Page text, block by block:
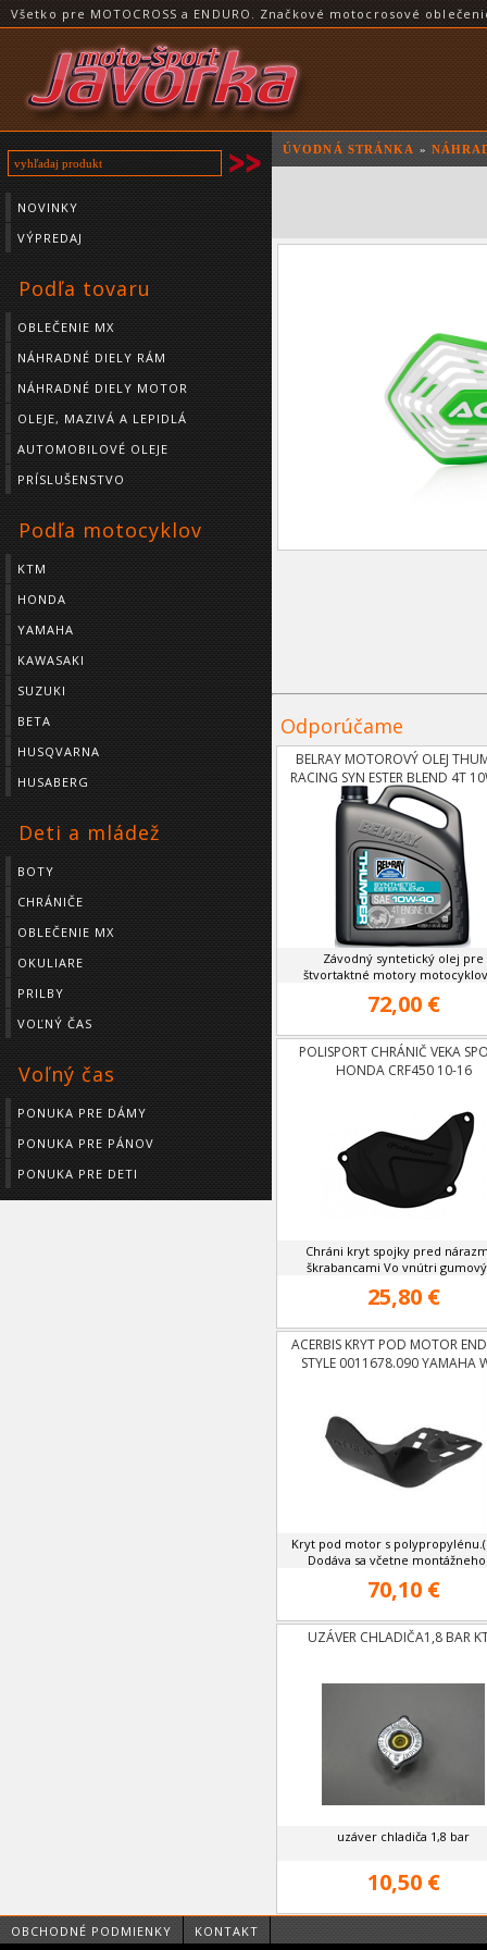
Všetko pre MOTOCROSS a ENDURO. Značkové motocrosové
NOVINKY
VÝPREDAJ
Podľa tovaru
OBLEČENIE MX
NÁHRADNÉ DIELY RÁM
NÁHRADNÉ DIELY MOTOR
OLEJE, MAZIVÁ A LEPIDLÁ
AUTOMOBILOVÉ OLEJE
PRÍSLUŠENSTVO
Podľa motocyklov
KTM
HONDA
YAMAHA
KAWASAKI
SUZUKI
BETA
HUSQVARNA
HUSABERG
Deti a mládež
BOTY
CHRÁNIČE
OBLEČENIE MX
OKULIARE
PRILBY
VOĽNÝ ČAS
Voľný čas
PONUKA PRE DÁMY
PONUKA PRE PÁNOV
PONUKA PRE DETI
ÚVODNÁ STRÁNKA »
Odporúčame
BELRAY MOTOROVÝ OLEJ
RACING SYN ESTER BLEND 4T
4L
Závodný syntetický olej pre
štvortaktné motory
72,00 €
POLISPORT CHRÁNIČ VEKA
HONDA CRF450 10-16
Chráni kryt spojky pred
škrabancami Vo vnútri
25,80 €
ACERBIS KRYT POD MOTOR
STYLE 0011678.090 YAMAHA
Kryt pod motor s
Dodáva sa včetne
70,10 €
UZÁVER CHLADIČA1,8 BAR
uzáver chladiča 1,8 bar
10,50 €
OBCHODNÉ PODMIENKY KONTAKT